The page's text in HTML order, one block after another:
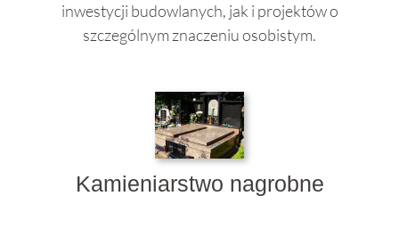
inwestycji budowlanych, jak i projektów o
szczególnym znaczeniu osobistym.
Kamieniarstwo nagrobne